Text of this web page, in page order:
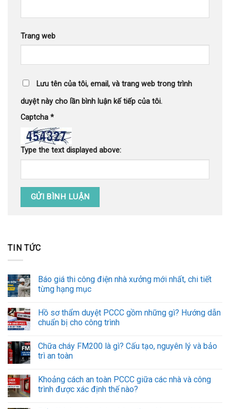
Trang web
Lưu tên của tôi, email, và trang web trong trình
duyệt này cho lần bình luận kế tiếp của tôi.
Captcha *
Type the text displayed above:
TIN TỨC
Báo giá thi công điện nhà xưởng mới nhất, chi tiết
từng hạng mục
Hồ sơ thẩm duyệt PCCC gồm những gì? Hướng dẫn
chuẩn bị cho công trình
Chữa cháy FM200 là gì? Cấu tạo, nguyên lý và bảo
trì an toàn
Khoảng cách an toàn PCCC giữa các nhà và công
trình được xác định thế nào?